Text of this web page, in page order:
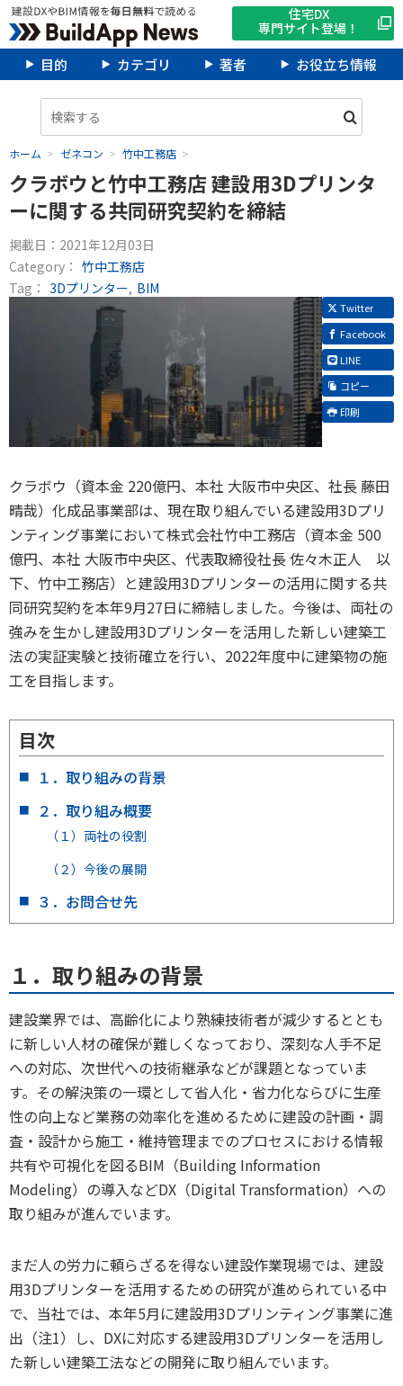
住宅DX
専門サイト登場！
目的 カテゴリ 著者 お役立ち情報
ホーム ゼネコン 竹中工務店
クラボウと竹中工務店 建設用3Dプリンタ
ーに関する共同研究契約を締結
掲載日： 2021年12月03日
Category： 竹中工務店
Tag： 3Dプリンター BIM
Twitter
Facebook
LINE
コピー
印刷
クラボウ（資本金 220億円、本社 大阪市中央区、社長 藤田
晴哉）化成品事業部は、現在取り組んでいる建設用3Dプリ
ンティング事業において株式会社竹中工務店（資本金 500
億円、本社 大阪市中央区、代表取締役社長 佐々木正人 以
下、竹中工務店）と建設用3Dプリンターの活用に関する共
同研究契約を本年9月27日に締結しました。今後は、両社の
強みを生かし建設用3Dプリンターを活用した新しい建築工
法の実証実験と技術確立を行い、2022年度中に建築物の施
工を目指します。
目次
１．取り組みの背景
２．取り組み概要
（１）両社の役割
（２）今後の展開
３．お問合せ先
１．取り組みの背景
建設業界では、高齢化により熟練技術者が減少するととも
に新しい人材の確保が難しくなっており、深刻な人手不足
への対応、次世代への技術継承などが課題となっていま
す。その解決策の一環として省人化・省力化ならびに生産
性の向上など業務の効率化を進めるために建設の計画・調
査・設計から施工・維持管理までのプロセスにおける情報
共有や可視化を図るBIM（Building Information
Modeling）の導入などDX（Digital Transformation）への
取り組みが進んでいます。
まだ人の労力に頼らざるを得ない建設作業現場では、建設
用3Dプリンターを活用するための研究が進められている中
で、当社では、本年5月に建設用3Dプリンティング事業に進
出（注1）し、DXに対応する建設用3Dプリンターを活用し
た新しい建築工法などの開発に取り組んでいます。